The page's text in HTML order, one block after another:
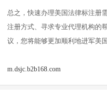
总之，快速办理美国法律标注册
注册方式、寻求专业代理机构的
议，您将能够更加顺利地进军美
m.dsjc.b2b168.com